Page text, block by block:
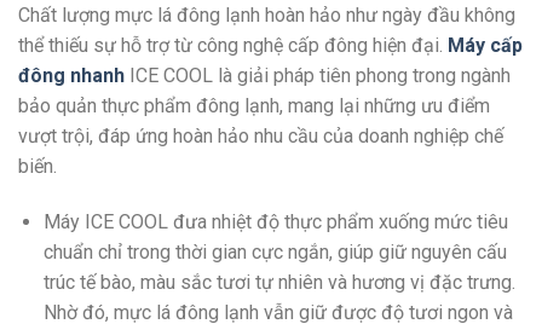
Chất lượng mực lá đông lạnh hoàn hảo như ngày đầu không
thể thiếu sự hỗ trợ từ công nghệ cấp đông hiện đại. Máy cấp
đông nhanh ICE COOL là giải pháp tiên phong trong ngành
bảo quản thực phẩm đông lạnh, mang lại những ưu điểm
vượt trội, đáp ứng hoàn hảo nhu cầu của doanh nghiệp chế
biến.
Máy ICE COOL đưa nhiệt độ thực phẩm xuống mức tiêu
chuẩn chỉ trong thời gian cực ngắn, giúp giữ nguyên cấu
trúc tế bào, màu sắc tươi tự nhiên và hương vị đặc trưng.
Nhờ đó, mực lá đông lạnh vẫn giữ được độ tươi ngon và